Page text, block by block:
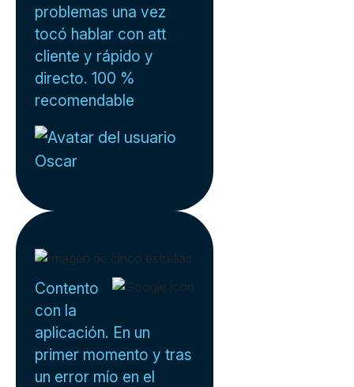
problemas una vez
tocó hablar con att
cliente y rápido y
directo. 100 %
recomendable
Oscar
Contento
con la
aplicación. En un
primer momento y tras
un error mío en el